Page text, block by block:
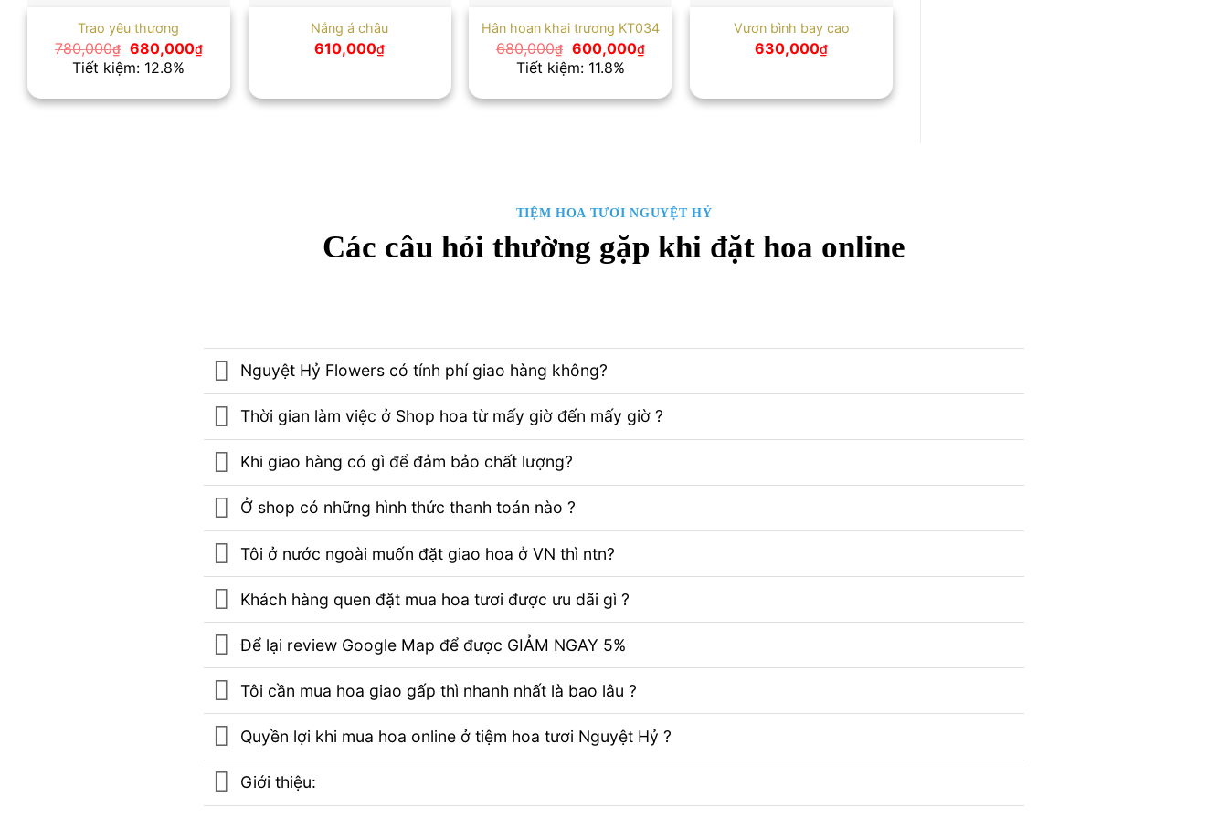
Trao yêu thương
780,000₫ Giá
gốc
là:
680,000₫Giá
hiện
680,000₫.
Tiết kiệm: 12.8%
Nắng á châu
610,000₫
Hân hoan khai trương KT034
680,000₫ Giá
gốc
là:
600,000₫Giá
hiện
600,000₫.
Tiết kiệm: 11.8%
Vươn bình bay cao
630,000₫
TIỆM HOA TƯƠI NGUYỆT HỶ
Các câu hỏi thường gặp khi đặt hoa online
Nguyệt Hỷ Flowers có tính phí giao hàng không?
Thời gian làm việc ở Shop hoa từ mấy giờ đến mấy giờ ?
Khi giao hàng có gì để đảm bảo chất lượng?
Ở shop có những hình thức thanh toán nào ?
Tôi ở nước ngoài muốn đặt giao hoa ở VN thì ntn?
Khách hàng quen đặt mua hoa tươi được ưu dãi gì ?
Để lại review Google Map để được GIẢM NGAY 5%
Tôi cần mua hoa giao gấp thì nhanh nhất là bao lâu ?
Quyền lợi khi mua hoa online ở tiệm hoa tươi Nguyệt Hỷ ?
Giới thiệu: